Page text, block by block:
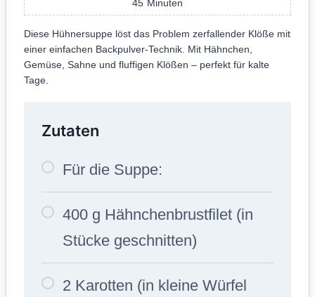
45 Minuten
Diese Hühnersuppe löst das Problem zerfallender Klöße mit
einer einfachen Backpulver-Technik. Mit Hähnchen,
Gemüse, Sahne und fluffigen Klößen – perfekt für kalte
Tage.
Zutaten
Für die Suppe:
400 g Hähnchenbrustfilet (in
Stücke geschnitten)
2 Karotten (in kleine Würfel